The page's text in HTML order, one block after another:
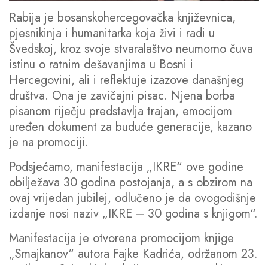
Rabija je bosanskohercegovačka književnica,
pjesnikinja i humanitarka koja živi i radi u
Švedskoj, kroz svoje stvaralaštvo neumorno čuva
istinu o ratnim dešavanjima u Bosni i
Hercegovini, ali i reflektuje izazove današnjeg
društva. Ona je zavičajni pisac. Njena borba
pisanom riječju predstavlja trajan, emocijom
uređen dokument za buduće generacije, kazano
je na promociji.
Podsjećamo, manifestacija „IKRE“ ove godine
obilježava 30 godina postojanja, a s obzirom na
ovaj vrijedan jubilej, odlučeno je da ovogodišnje
izdanje nosi naziv „IKRE – 30 godina s knjigom“.
Manifestacija je otvorena promocijom knjige
„Smajkanov“ autora Fajke Kadrića, održanom 23.